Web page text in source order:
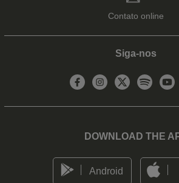
Contato online
Siga-nos
DOWNLOAD THE
Android